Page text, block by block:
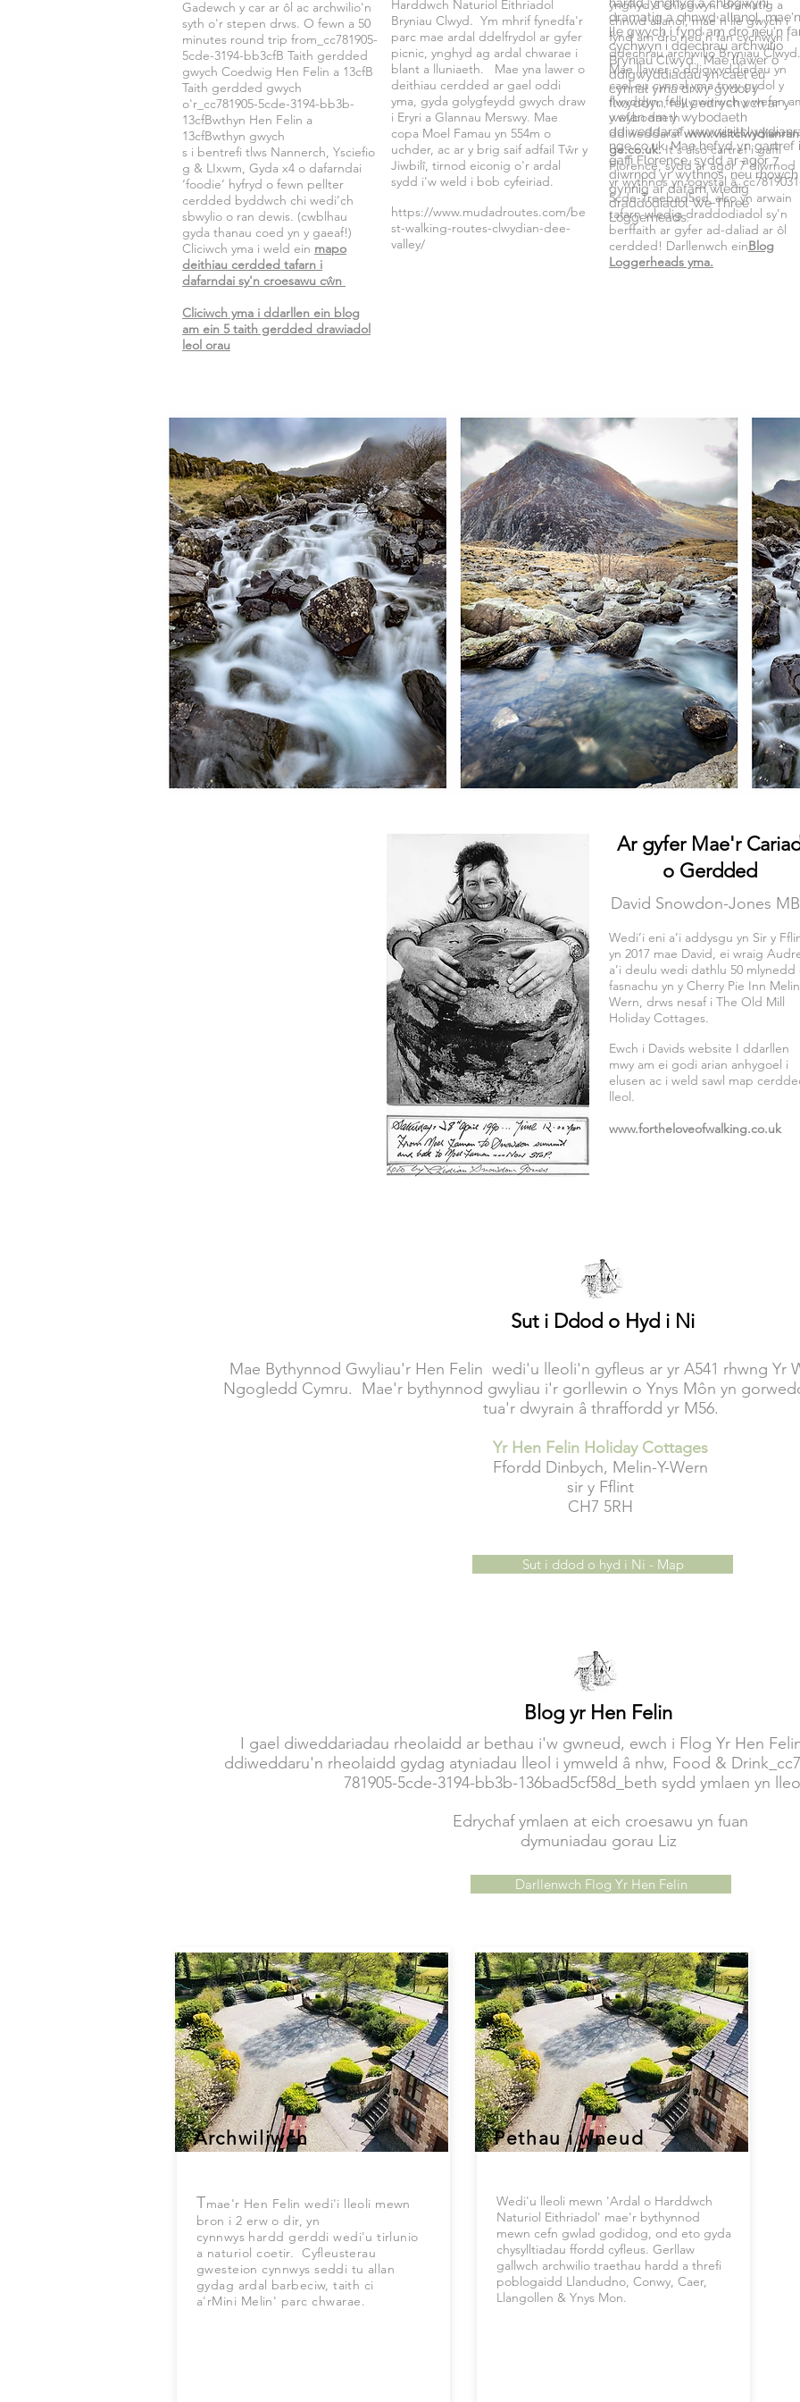
Gadewch y car ar ôl ac archwilio'n
syth o'r stepen drws. O fewn a 50
minutes round trip from_cc781905-
5cde-3194-bb3cfB Taith gerdded
gwych Coedwig Hen Felin a 13cfB
Taith gerdded gwych
o'r_cc781905-5cde-3194-bb3b-
13cfBwthyn Hen Felin a
13cfBwthyn gwych
s i bentrefi tlws Nannerch, Ysciefio
g & LIxwm, Gyda x4 o dafarndai
‘foodie’ hyfryd o fewn pellter
cerdded byddwch chi wedi’ch
sbwylio o ran dewis. (cwblhau
gyda thanau coed yn y gaeaf!)
Cliciwch yma i weld ein mapo
deithiau cerdded tafarn i
dafarndai sy'n croesawu cŵn
Cliciwch yma i ddarllen ein blog
am ein 5 taith gerdded drawiadol
leol orau
Harddwch Naturiol Eithriadol
Bryniau Clwyd. Ym mhrif fynedfa'r
parc mae ardal ddelfrydol ar gyfer
picnic, ynghyd ag ardal chwarae i
blant a lluniaeth. Mae yna lawer o
deithiau cerdded ar gael oddi
yma, gyda golygfeydd gwych draw
i Eryri a Glannau Merswy. Mae
copa Moel Famau yn 554m o
uchder, ac ar y brig saif adfail Tŵr y
Jiwbilî, tirnod eiconig o'r ardal
sydd i'w weld i bob cyfeiriad.
https://www.mudadroutes.com/be
st-walking-routes-clwydian-dee-
valley/
dramatig a chnwd allanol, mae'n
lle gwych i fynd am dro neu'n
cychwyn i ddechrau archwilio
Bryniau Clwyd. Mae llawer o
ddigwyddiadau yn cael eu
cynnal yma drwy gydol y
flwyddyn, felly edrychwch ar y
wefan am y wybodaeth
ddiweddaraf
nge.co.uk. Mae hefyd yn gartref i
gaffi Florence, sydd ar agor 7
diwrnod yr wythnos, neu rhowch
gynnig ar dafarn wledig
draddodiadol We Three
Loggerheads.
ynghyd â chlogwyni dramatig a
chnwd allanol, mae'n lle gwych i
fynd am dro neu'n fan cychwyn i
ddechrau archwilio Bryniau Clwyd.
Mae llawer o ddigwyddiadau yn
cael eu cynnal yma trwy gydol y
flwyddyn, felly gwiriwch y wefan
y wybodaeth
ddiweddarafwww.visitclwydianran
ge.co.uk.It's also cartref i gaffi
Florence, sydd ar agor 7 diwrnod
yr wythnos yn ogystal
5cde-Treebad5cd_also yn arwain
tafarn wledig draddodiadol sy'n
berffaith ar gyfer ad-daliad ar ôl
cerdded! Darllenwch einBlog
Loggerheads yma.
Ar gyfer Mae'rCariad
o Gerdded
David Snowdon-Jones
Wedi’i eni a’i addysgu yn Sir y
yn 2017 mae David, ei wraig
a’i deulu wedi dathlu 50 mlynedd
fasnachu yn y Cherry Pie Inn
Wern, drws nesaf i The Old Mill
Holiday Cottages.
Ewch i Davids website I ddarllen
mwy am ei godi arian anhygoel i
elusen ac i weld sawl map
lleol.
www.fortheloveofwalking.co.uk
Sut i Ddod o Hyd i Ni
Mae Bythynnod Gwyliau'r Hen Felin wedi'u lleoli'n gyfleus ar yr A541 rhwng Yr
Ngogledd Cymru. Mae'r bythynnod gwyliau i'r gorllewin o Ynys Môn yn
tua'r dwyrain â thraffordd yr M56.
Yr Hen Felin Holiday Cottages
Ffordd Dinbych, Melin-Y-Wern
sir y Fflint
CH7 5RH
Sut i ddod o hyd i Ni - Map
Blog yr Hen Felin
I gael diweddariadau rheolaidd ar bethau i'w gwneud, ewch i Flog Yr Hen
ddiweddaru'n rheolaidd gydag atyniadau lleol i ymweld â nhw, Food &
781905-5cde-3194-bb3b-136bad5cf58d_beth sydd ymlaen yn
Edrychaf ymlaen at eich croesawu yn fuan
dymuniadau gorau Liz
Darllenwch Flog Yr Hen Felin
Archwiliwch
Tmae'r Hen Felin wedi'i lleoli mewn
bron i 2 erw o dir, yn
cynnwys hardd gerddi wedi'u tirlunio
a naturiol coetir. Cyfleusterau
gwesteion cynnwys seddi tu allan
gydag ardal barbeciw, taith ci
a'rMini Melin' parc chwarae.
Pethau i wneud
Wedi'u lleoli mewn 'Ardal o Harddwch
Naturiol Eithriadol' mae'r bythynnod
mewn cefn gwlad godidog, ond eto gyda
chysylltiadau ffordd cyfleus. Gerllaw
gallwch archwilio traethau hardd a threfi
poblogaidd Llandudno, Conwy, Caer,
Llangollen & Ynys Mon.